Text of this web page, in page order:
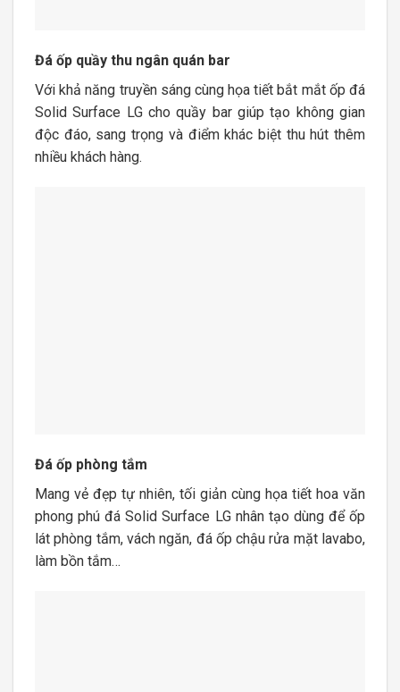
Đá ốp quầy thu ngân quán bar
Với khả năng truyền sáng cùng họa tiết bắt mắt ốp đá
Solid Surface LG cho quầy bar giúp tạo không gian
độc đáo, sang trọng và điểm khác biệt thu hút thêm
nhiều khách hàng.
Đá ốp phòng tắm
Mang vẻ đẹp tự nhiên, tối giản cùng họa tiết hoa văn
phong phú đá Solid Surface LG nhân tạo dùng để ốp
lát phòng tắm, vách ngăn, đá ốp chậu rửa mặt lavabo,
làm bồn tắm…